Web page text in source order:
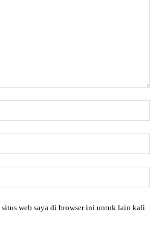
situs web saya di browser ini untuk lain kali